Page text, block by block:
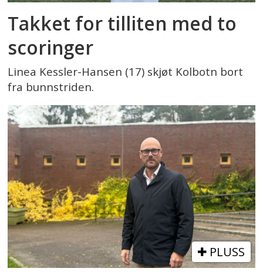
Takket for tilliten med to
scoringer
Linea Kessler-Hansen (17) skjøt Kolbotn bort
fra bunnstriden.
PLUSS